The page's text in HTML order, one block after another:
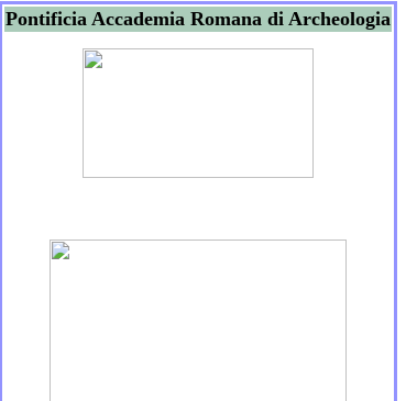
Pontificia Accademia Romana di Archeologia